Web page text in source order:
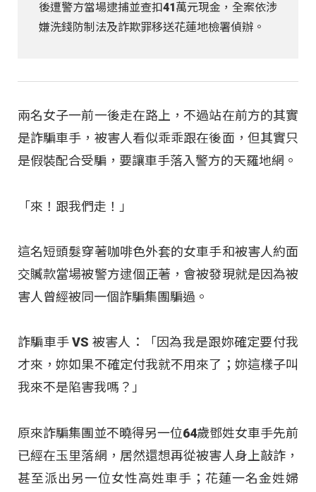
後遭警方當場逮捕並查扣41萬元現金，全案依涉
嫌洗錢防制法及詐欺罪移送花蓮地檢署偵辦。
兩名女子一前一後走在路上，不過站在前方的其實
是詐騙車手，被害人看似乖乖跟在後面，但其實只
是假裝配合受騙，要讓車手落入警方的天羅地網。
「來！跟我們走！」
這名短頭髮穿著咖啡色外套的女車手和被害人約面
交贓款當場被警方逮個正著，會被發現就是因為被
害人曾經被同一個詐騙集團騙過。
詐騙車手 VS 被害人：「因為我是跟妳確定要付我
才來，妳如果不確定付我就不用來了；妳這樣子叫
我來不是陷害我嗎？」
原來詐騙集團並不曉得另一位64歲鄧姓女車手先前
已經在玉里落網，居然還想再從被害人身上敲詐，
甚至派出另一位女性高姓車手；花蓮一名金姓婦